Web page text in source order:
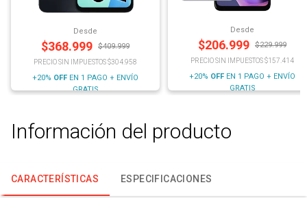
Desde
$368.999 $409.999
PRECIO SIN IMPUESTOS $304.958
+20% OFF EN 1 PAGO + ENVÍO
GRATIS
Desde
$206.999 $229.999
PRECIO SIN IMPUESTOS $157.414
+20% OFF EN 1 PAGO + ENVÍO
GRATIS
Información del producto
CARACTERÍSTICAS ESPECIFICACIONES